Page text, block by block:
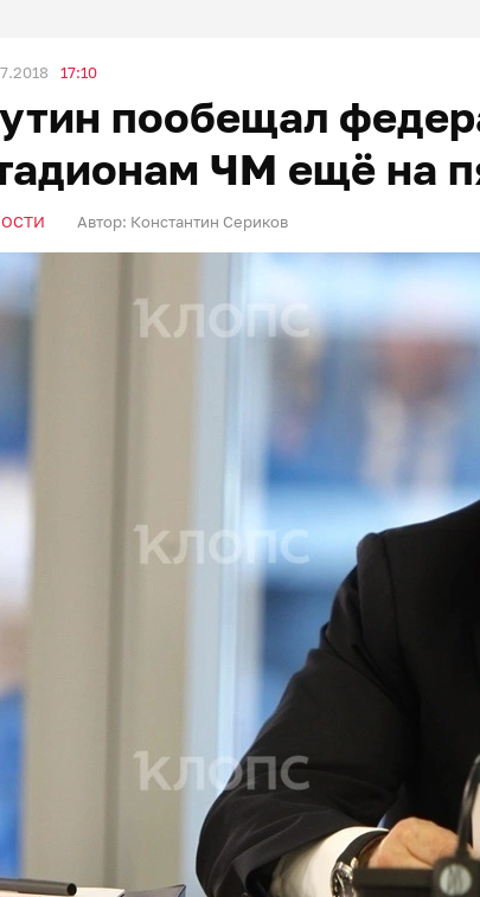
17:10
пообещал
ЧМ ещё на
Автор: Константин Сериков